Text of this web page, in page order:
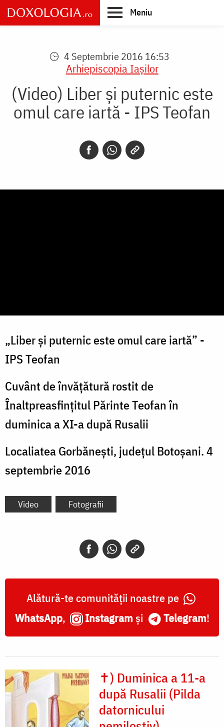
Skip
to
main
Meniu
4 Septembrie 2016 16:53
Arhiepiscopia Iaşilor
(Video) Liber și puternic este
omul care iartă - IPS Teofan
„Liber și puternic este omul care iartă” -
IPS Teofan
Cuvânt de învățătură rostit de
Înaltpreasfințitul Părinte Teofan în
duminica a XI-a după Rusalii
Localiatea Gorbănești, județul Botoșani. 4
septembrie 2016
Video Fotografii
Alătură-te comunității noastre pe
WhatsApp, Instagram și Telegram!
✝) Duminica a 11-a
după Rusalii (Pilda
datornicului